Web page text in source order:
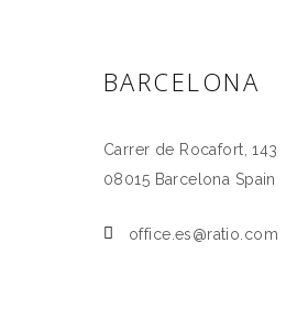
BARCELONA
Carrer de Rocafort, 143
08015 Barcelona Spain
office.es@ratio.com